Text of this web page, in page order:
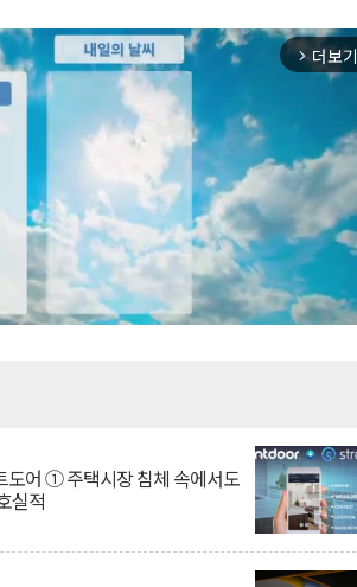
arrow_forward_ios 더보기
도어 ① 주택시장 침체 속에서도
실적